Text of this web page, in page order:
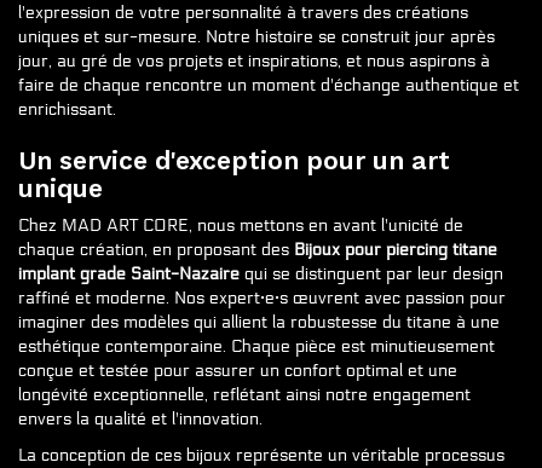
l'expression de votre personnalité à travers des créations
uniques et sur-mesure. Notre histoire se construit jour après
jour, au gré de vos projets et inspirations, et nous aspirons à
faire de chaque rencontre un moment d'échange authentique et
enrichissant.
Un service d'exception pour un art
unique
Chez MAD ART CORE, nous mettons en avant l'unicité de
chaque création, en proposant des Bijoux pour piercing titane
implant grade Saint-Nazaire qui se distinguent par leur design
raffiné et moderne. Nos expert·e·s œuvrent avec passion pour
imaginer des modèles qui allient la robustesse du titane à une
esthétique contemporaine. Chaque pièce est minutieusement
conçue et testée pour assurer un confort optimal et une
longévité exceptionnelle, reflétant ainsi notre engagement
envers la qualité et l'innovation.
La conception de ces bijoux représente un véritable processus